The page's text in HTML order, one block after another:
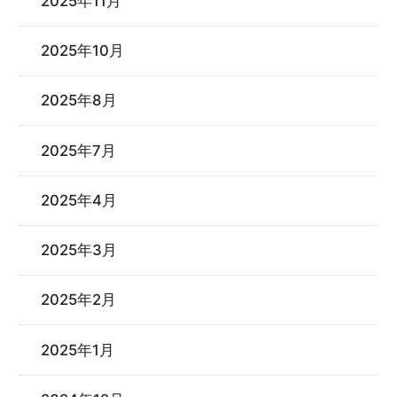
2025年10月
2025年8月
2025年7月
2025年4月
2025年3月
2025年2月
2025年1月